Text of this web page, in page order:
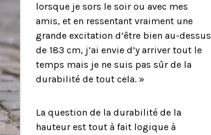
lorsque je sors le soir ou avec mes
amis, et en ressentant vraiment une
grande excitation d’être bien au-dessus
de 183 cm, j’ai envie d’y arriver tout le
temps mais je ne suis pas sûr de la
durabilité de tout cela. »
La question de la durabilité de la
hauteur est tout à fait logique à